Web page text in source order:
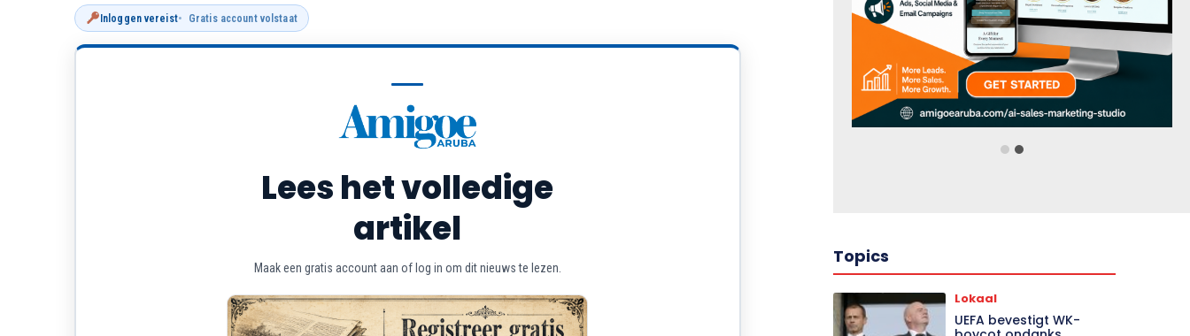
Inloggen vereist Gratis account volstaat
Lees het volledige
artikel
Maak een gratis account aan of log in om dit nieuws te lezen.
Topics